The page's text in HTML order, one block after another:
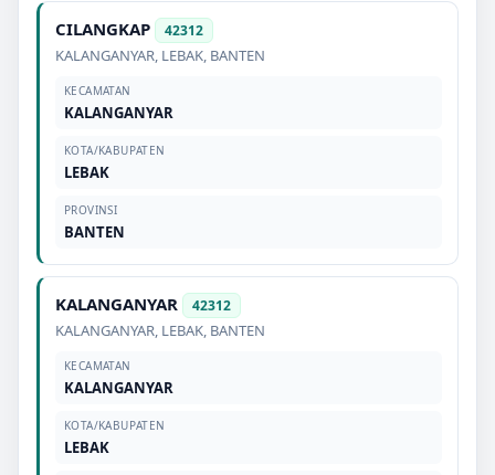
CILANGKAP 42312
KALANGANYAR, LEBAK, BANTEN
KECAMATAN
KALANGANYAR
KOTA/KABUPATEN
LEBAK
PROVINSI
BANTEN
KALANGANYAR 42312
KALANGANYAR, LEBAK, BANTEN
KECAMATAN
KALANGANYAR
KOTA/KABUPATEN
LEBAK